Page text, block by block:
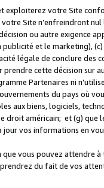
exploiterez votre Site
Site n’enfreindront
ou autre exigence
et le marketing), (c)
légale de conclure des
cette décision sur
Partenaires ni
du pays où
aux biens, logiciels,
droit américain; et (g) que
vos informations en
que vous pouvez attendre
du fait de vos